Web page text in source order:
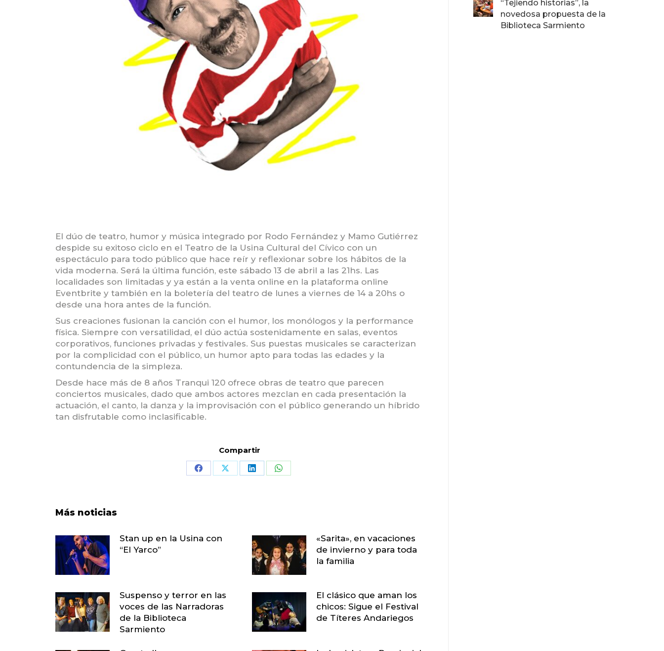
El dúo de teatro, humor y música integrado por Rodo Fernández y Mamo Gutiérrez
despide su exitoso ciclo en el Teatro de la Usina Cultural del Cívico con un
espectáculo para todo público que hace reír y reflexionar sobre los hábitos de la
vida moderna. Será la última función, este sábado 13 de abril a las 21hs. Las
localidades son limitadas y ya están a la venta online en la plataforma online
Eventbrite y también en la boletería del teatro de lunes a viernes de 14 a 20hs o
desde una hora antes de la función.
Sus creaciones fusionan la canción con el humor, los monólogos y la performance
física. Siempre con versatilidad, el dúo actúa sostenidamente en salas, eventos
corporativos, funciones privadas y festivales. Sus puestas musicales se caracterizan
por la complicidad con el público, un humor apto para todas las edades y la
contundencia de la simpleza.
Desde hace más de 8 años Tranqui 120 ofrece obras de teatro que parecen
conciertos musicales, dado que ambos actores mezclan en cada presentación la
actuación, el canto, la danza y la improvisación con el público generando un híbrido
tan disfrutable como inclasificable.
Compartir
Share Share Share Share
Más noticias
Stan up en la Usina con
“El Yarco”
«Sarita», en vacaciones
de invierno y para toda
la familia
Suspenso y terror en las
voces de las Narradoras
de la Biblioteca
Sarmiento
El clásico que aman los
chicos: Sigue el Festival
de Títeres Andariegos
“Tejiendo historias”, la
novedosa propuesta de la
Biblioteca Sarmiento